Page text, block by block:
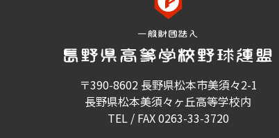
〒390-8602 長野県松本市美須々2-1
長野県松本美須々ヶ丘高等学校内
TEL / FAX 0263-33-3720